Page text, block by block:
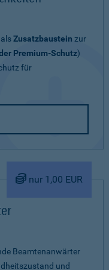
Zusatzbaustein zur
Premium-Schutz)
für
nur 1,00 EUR
Beamtenanwärter
und